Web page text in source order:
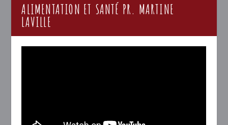
ALIMENTATION ET SANTÉ PR. MARTINE
LAVILLE